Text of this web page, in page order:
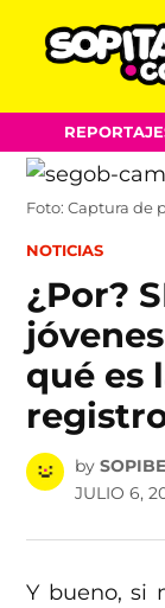
Skip
to
content
Foto: Captura de
POSTED
NOTICIAS
¿Por?
qué es
by
JULIO 6,
Y bueno, si